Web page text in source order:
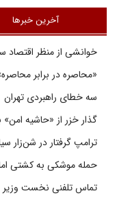
آخرین خبرها
خوانشی از منظر اقتصاد
«محاصره در برابر
سه خطای راهبردی تهران
گذار خزر از «حاشیه امن»
ترامپ گرفتار در شن‌زار
حمله موشکی به کشتی
تماس تلفنی نخست وزیر